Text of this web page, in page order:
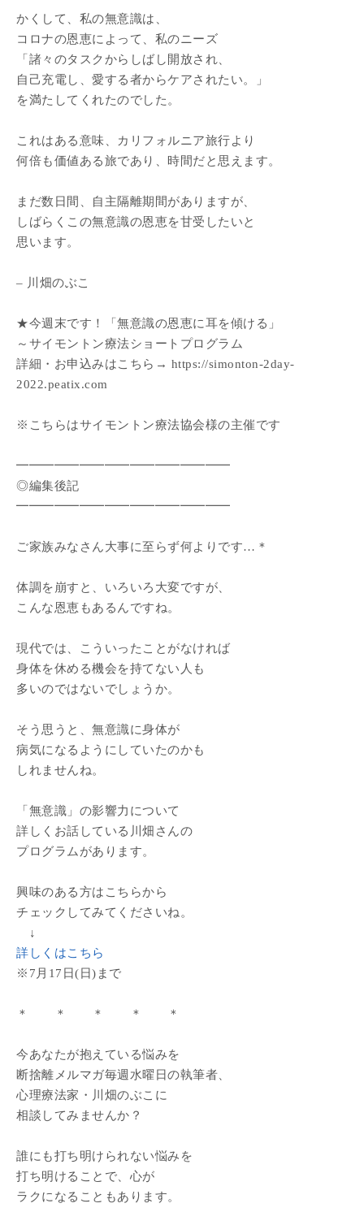
かくして、私の無意識は、
コロナの恩恵によって、私のニーズ
「諸々のタスクからしばし開放され、
自己充電し、愛する者からケアされたい。」
を満たしてくれたのでした。
これはある意味、カリフォルニア旅行より
何倍も価値ある旅であり、時間だと思えます。
まだ数日間、自主隔離期間がありますが、
しばらくこの無意識の恩恵を甘受したいと
思います。
– 川畑のぶこ
★今週末です！「無意識の恩恵に耳を傾ける」
～サイモントン療法ショートプログラム
詳細・お申込みはこちら→ https://simonton-2day-
2022.peatix.com
※こちらはサイモントン療法協会様の主催です
━━━━━━━━━━━━━━━━━
◎編集後記
━━━━━━━━━━━━━━━━━
ご家族みなさん大事に至らず何よりです…＊
体調を崩すと、いろいろ大変ですが、
こんな恩恵もあるんですね。
現代では、こういったことがなければ
身体を休める機会を持てない人も
多いのではないでしょうか。
そう思うと、無意識に身体が
病気になるようにしていたのかも
しれませんね。
「無意識」の影響力について
詳しくお話している川畑さんの
プログラムがあります。
興味のある方はこちらから
チェックしてみてくださいね。
↓
詳しくはこちら
※7月17日(日)まで
＊ ＊ ＊ ＊ ＊
今あなたが抱えている悩みを
断捨離メルマガ毎週水曜日の執筆者、
心理療法家・川畑のぶこに
相談してみませんか？
誰にも打ち明けられない悩みを
打ち明けることで、心が
ラクになることもあります。